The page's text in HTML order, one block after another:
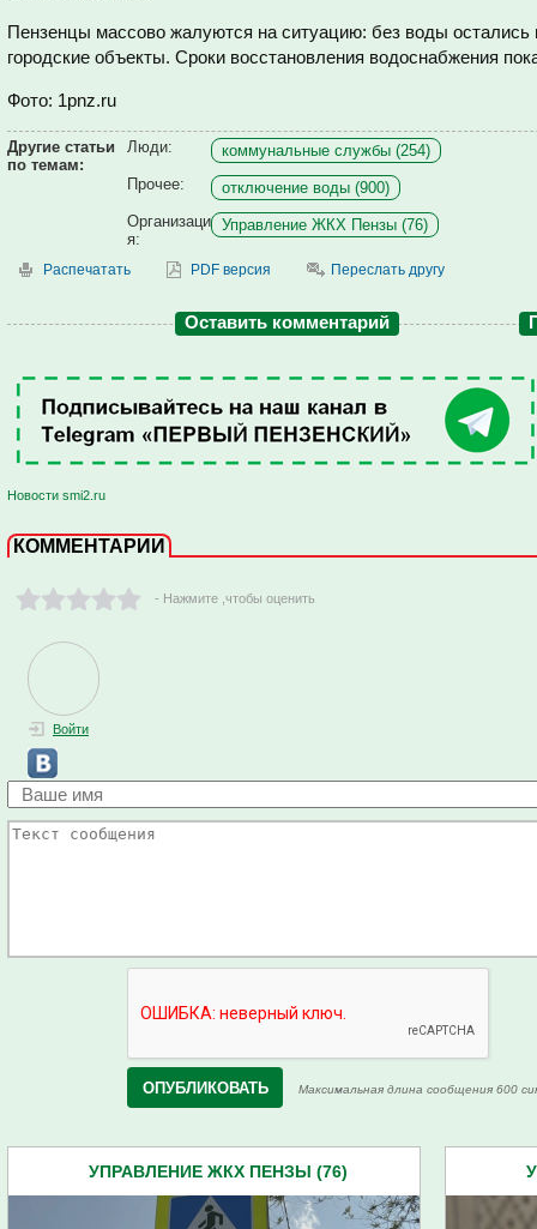
Пензенцы массово жалуются на ситуацию: без воды
городские объекты. Сроки восстановления водоснабжения
Фото: 1pnz.ru
Другие статьи
по темам:
Люди:
коммунальные службы (254)
Прочее:
отключение воды (900)
Организаци
я:
Управление ЖКХ Пензы (76)
Распечатать PDF версия Переслать другу
Оставить комментарий
Новости smi2.ru
КОММЕНТАРИИ
- Нажмите ,чтобы оценить
Войти
Максимальная длина сообщения 600
УПРАВЛЕНИЕ ЖКХ ПЕНЗЫ (76)